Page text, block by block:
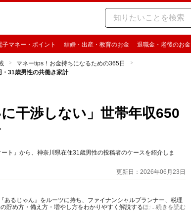
マネー・ポイント 結婚・出産・教育のお金 退職金・老後のお金
マネーtips！お金持ちになるための365日
・31歳男性の共働き家計
干渉しない」世帯年収650
ト」から、神奈川県在住31歳男性の投稿者のケースを紹介しま
更新日：2026年06月23日
るじゃん』をルーツに持ち、ファイナンシャルプランナー、税理
貯め方・備え方・増やし方をわかりやすく解説するほか、マネー最
...続きを読む